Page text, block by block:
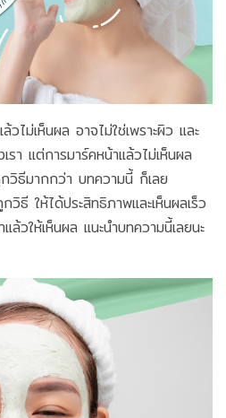
วไม่เห็นผล อาจไม่ใช่เพราะผิว และ
รา แต่การมาร์คหน้าแล้วไม่เห็นผล
กวิธีมากกว่า บทความนี้ ก็เลย
วิธี ให้ได้ประสิทธิภาพและเห็นผลเร็ว
วให้เห็นผล แนะนำบทความนี้เลยนะ